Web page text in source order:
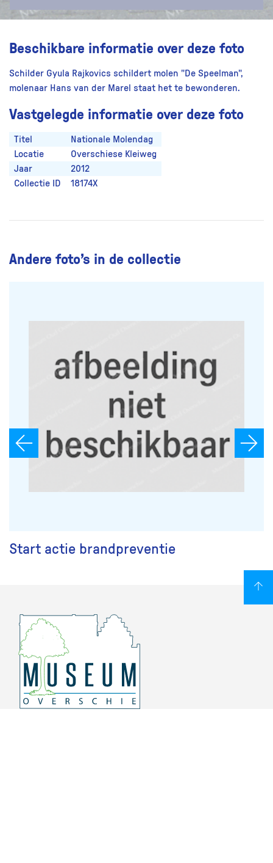
Beschikbare informatie over deze foto
Schilder Gyula Rajkovics schildert molen "De Speelman",
molenaar Hans van der Marel staat het te bewonderen.
Vastgelegde informatie over deze foto
Titel
Nationale Molendag
Locatie
Overschiese Kleiweg
Jaar
2012
Collectie ID
18174X
Andere foto’s in de collectie
Start actie brandpreventie